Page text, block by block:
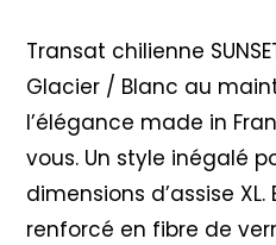
Transat chilienne
Glacier / Blanc au
l’élégance made in
vous. Un style inégalé
dimensions d’assise
renforcé en fibre de